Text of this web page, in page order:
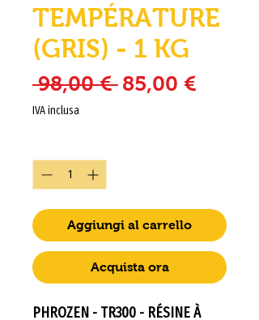
TEMPÉRATURE
(GRIS) - 1 KG
98,00 € Prezzo
85,00 €
IVA inclusa
Aggiungi al carrello
Acquista ora
PHROZEN - TR300 - RÉSINE À